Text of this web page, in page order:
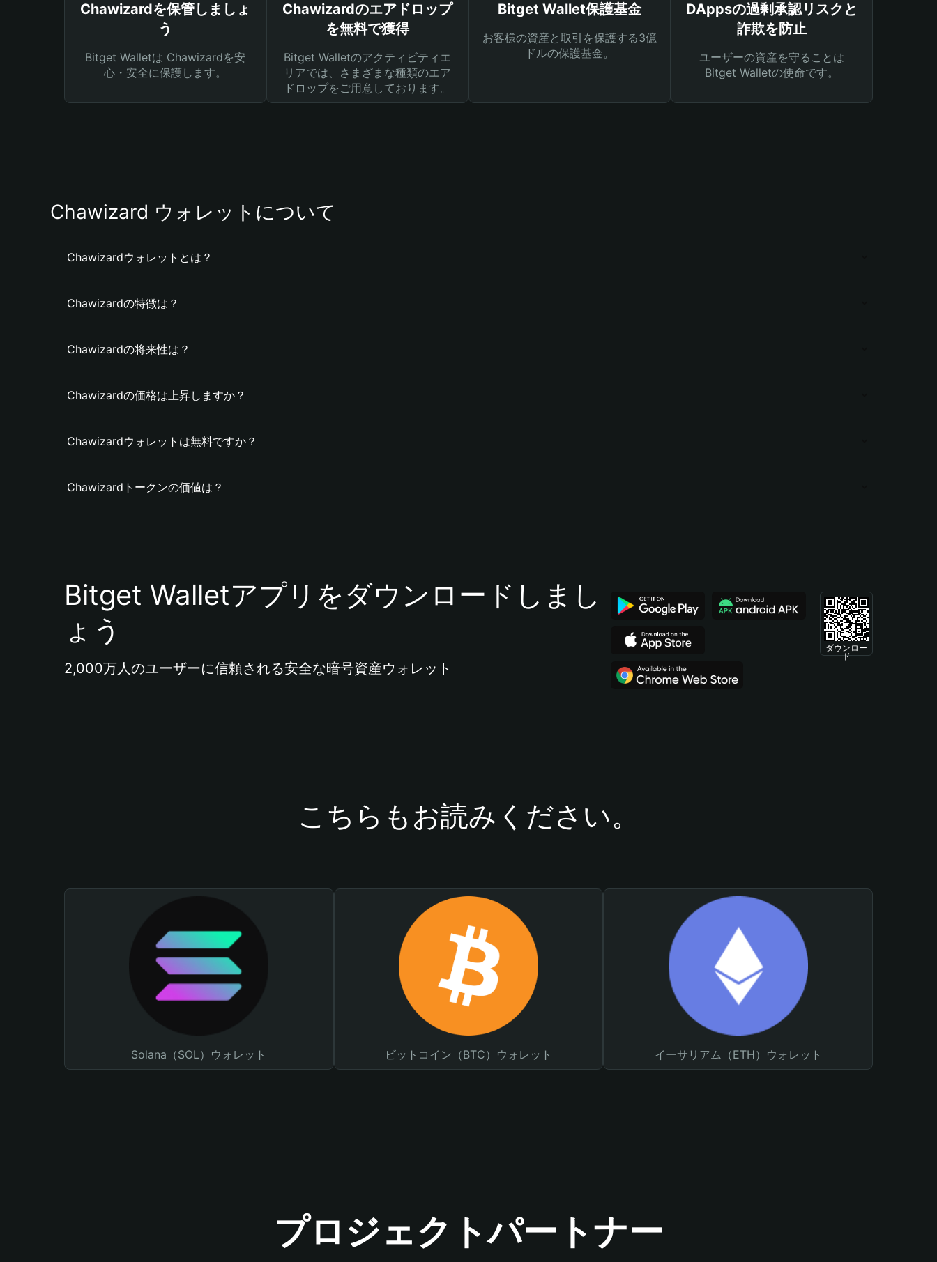
Chawizardを保管しましょ
う
Bitget Walletは Chawizardを安
心・安全に保護します。
Chawizardのエアドロップ
を無料で獲得
Bitget Walletのアクティビティエ
リアでは、さまざまな種類のエア
ドロップをご用意しております。
Bitget Wallet保護基金
お客様の資産と取引を保護する3億
ドルの保護基金。
DAppsの過剰承認リスクと
詐欺を防止
ユーザーの資産を守ることは
Bitget Walletの使命です。
Chawizard ウォレットについて
Chawizardウォレットとは？
Chawizardの特徴は？
Chawizardの将来性は？
Chawizardの価格は上昇しますか？
Chawizardウォレットは無料ですか？
Chawizardトークンの価値は？
Bitget Walletアプリをダウンロードしまし
ょう
2,000万人のユーザーに信頼される安全な暗号資産ウォレット
ダウンロー
ド
こちらもお読みください。
Solana（SOL）ウォレット ビットコイン（BTC）ウォレット イーサリアム（ETH）ウォレット
プロジェクトパートナー